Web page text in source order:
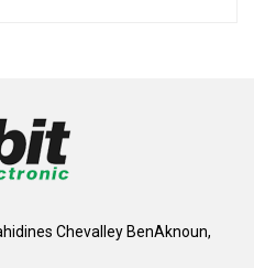
Chevalley BenAknoun,